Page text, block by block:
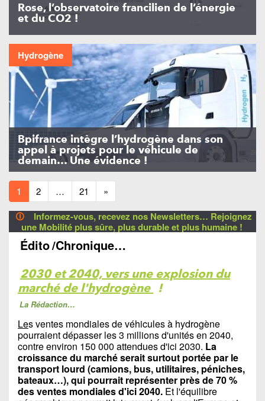
Rose, l’observatoire francilien de l’énergie
et du CO2 !
Hydrogène
Bpifrance intègre l’hydrogène dans son
appel à projets pour le véhicule de
demain… Une évidence !
1 2 … 21 »
🛈
Informez-vous, recevez nos Newsletters… Rejoignez
une Mobilité plus sûre, plus durable et plus humaine !
Édito/Chronique…
2030 et 2040, vers une explosion du
marché de l'hydrogène !
La Rédaction…
Les ventes mondiales de véhicules à hydrogène
pourraient dépasser les 3 millions d'unités en 2040,
contre environ 150 000 attendues d'ici 2030. La
croissance du marché serait surtout portée par le
transport lourd (camions, bus, utilitaires, péniches,
bateaux…), qui pourrait représenter près de 70 %
des ventes mondiales d'ici 2040. Et l'équilibre